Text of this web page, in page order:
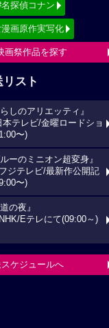
探偵コナン
画原作実写化
画祭作品を探す
スト
らしのアリエッティ』
本テレビ/金曜ロードショ
〜)
ルーのミニオン超変身』
ジテレビ/最新作公開記
〜)
の夜』
Eテレにて(09:00～)
ケジュールへ